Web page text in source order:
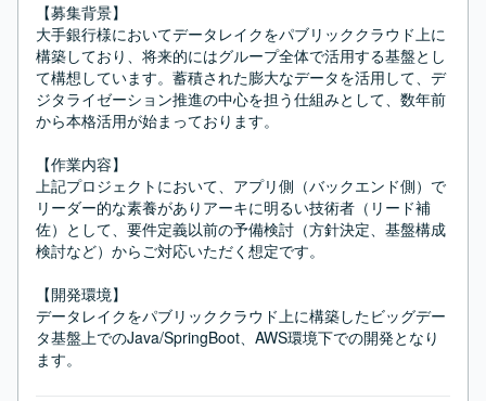
【募集背景】
大手銀行様においてデータレイクをパブリッククラウド上に
構築しており、将来的にはグループ全体で活用する基盤とし
て構想しています。蓄積された膨大なデータを活用して、デ
ジタライゼーション推進の中心を担う仕組みとして、数年前
から本格活用が始まっております。
【作業内容】
上記プロジェクトにおいて、アプリ側（バックエンド側）で
リーダー的な素養がありアーキに明るい技術者（リード補
佐）として、要件定義以前の予備検討（方針決定、基盤構成
検討など）からご対応いただく想定です。
【開発環境】
データレイクをパブリッククラウド上に構築したビッグデー
タ基盤上でのJava/SpringBoot、AWS環境下での開発となり
ます。